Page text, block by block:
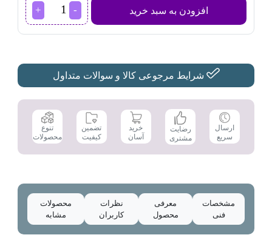
افزودن به سبد خرید
قهوه
ساز
عدد
شرایط مرجوعی کالا و سوالات متداول
ارسال
سریع
رضایت
مشتری
خرید
آسان
تضمین
کیفیت
تنوع
محصولات
مشخصات
فنی
معرفی
محصول
نظرات
کاربران
محصولات
مشابه